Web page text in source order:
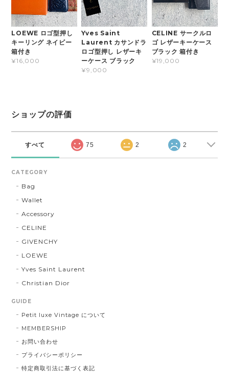
LOEWE ロゴ型押し
キーリング ネイビー
箱付き
¥16,000
Yves Saint
Laurent カサンドラ
ロゴ型押し レザーキ
ーケース ブラック
¥9,000
CELINE サークルロ
ゴ レザーキーケース
ブラック 箱付き
¥19,000
ショップの評価
すべて 75 2 2
CATEGORY
Bag
Wallet
Accessory
CELINE
GIVENCHY
LOEWE
Yves Saint Laurent
Christian Dior
GUIDE
Petit luxe Vintage について
MEMBERSHIP
お問い合わせ
プライバシーポリシー
特定商取引法に基づく表記